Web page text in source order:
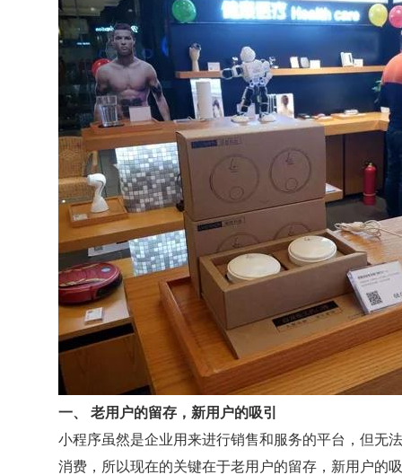
一、 老用户的留存，新用户的吸引
小程序虽然是企业用来进行销售和服务的平台，但无
消费，所以现在的关键在于老用户的留存，新用户的